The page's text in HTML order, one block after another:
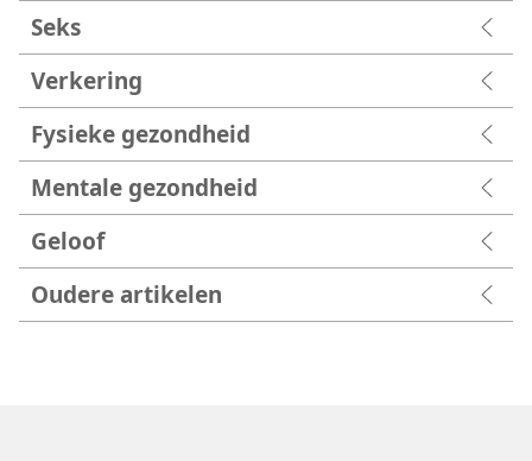
Seks
Verkering
Fysieke gezondheid
Mentale gezondheid
Geloof
Oudere artikelen